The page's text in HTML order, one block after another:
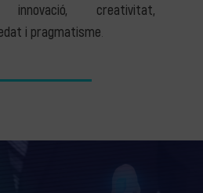
innovació, creativitat,
i pragmatisme.